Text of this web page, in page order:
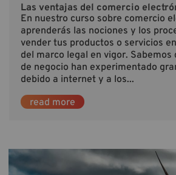
Las ventajas del comercio
En nuestro curso sobre comercio
aprenderás las nociones y los
vender tus productos o servicios
del marco legal en vigor. Sabemos
de negocio han experimentado
debido a internet y a los...
read more